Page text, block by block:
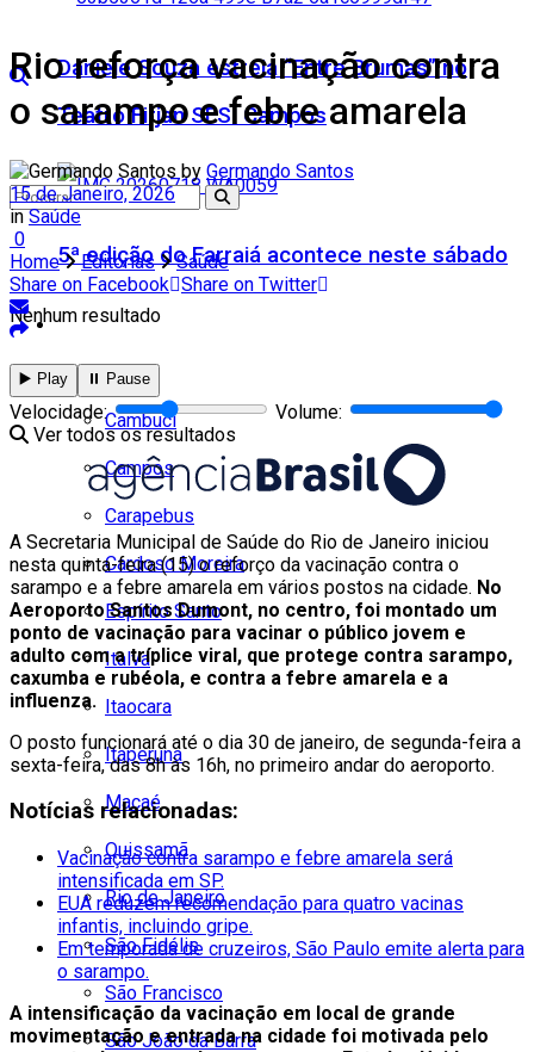
Daniele Souza estreia “Entre Brumas” no
Teatro Firjan SESI Campos
5ª edição do Farraiá acontece neste sábado
Cidades
Todos
Cambuci
Campos
Carapebus
Cardoso Moreira
Espírito Santo
Italva
Itaocara
Itaperuna
Macaé
Quissamã
Rio de Janeiro
São Fidélis
São Francisco
São João da Barra
Nenhum resultado
Ver todos os resultados
Rio reforça vacinação contra
o sarampo e febre amarela
by Germando Santos
15 de Janeiro, 2026
in Saúde
0
Home
Editorias
Saúde
Share on Facebook Share on Twitter
▶️ Play ⏸️ Pause
Velocidade: Volume:
A Secretaria Municipal de Saúde do Rio de Janeiro iniciou
nesta quinta-feira (15) o reforço da vacinação contra o
sarampo e a febre amarela em vários postos na cidade. No
Aeroporto Santos Dumont, no centro, foi montado um
ponto de vacinação para vacinar o público jovem e
adulto com a tríplice viral, que protege contra sarampo,
caxumba e rubéola, e contra a febre amarela e a
influenza.
O posto funcionará até o dia 30 de janeiro, de segunda-feira a
sexta-feira, das 8h às 16h, no primeiro andar do aeroporto.
Notícias relacionadas:
Vacinação contra sarampo e febre amarela será
intensificada em SP.
EUA reduzem recomendação para quatro vacinas
infantis, incluindo gripe.
Em temporada de cruzeiros, São Paulo emite alerta para
o sarampo.
A intensificação da vacinação em local de grande
movimentação e entrada na cidade foi motivada pelo